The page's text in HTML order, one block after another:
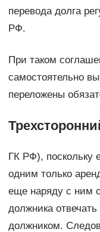
перевода долга
РФ.
При таком
самостоятельно
переложены
ГК РФ), поскольку
одним только
еще наряду с ним
должника
должником.